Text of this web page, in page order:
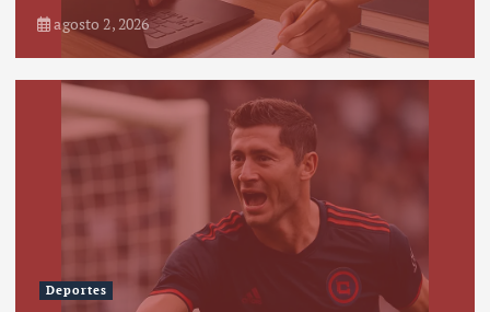
agosto 2, 2026
Deportes